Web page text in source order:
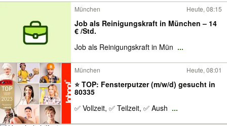
München Heute, 08:15
Job als Reinigungskraft in München – 14
€ /Std.
Job als Reinigungskraft in Mün ...
München Heute, 08:01
⭐ TOP: Fensterputzer (m/w/d) gesucht in
80335
✅ Vollzeit, ✅ Teilzeit, ✅ Aush ...